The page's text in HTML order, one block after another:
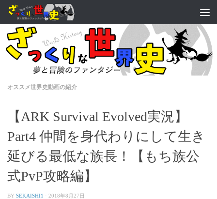
オススメ世界史動画の紹介
【ARK Survival Evolved実況】
Part4 仲間を身代わりにして生き
延びる最低な族長！【もち族公
式PvP攻略編】
BY SEKAISHI1 · 2018年8月27日